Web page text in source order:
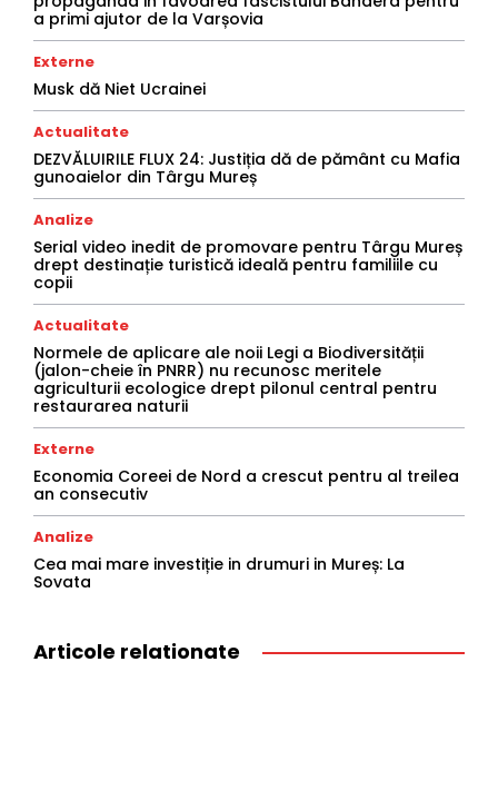
a primi ajutor de la Varșovia
Externe
Musk dă Niet Ucrainei
Actualitate
DEZVĂLUIRILE FLUX 24: Justiția dă de pământ cu Mafia
gunoaielor din Târgu Mureș
Analize
Serial video inedit de promovare pentru Târgu Mureș
drept destinație turistică ideală pentru familiile cu
copii
Actualitate
Normele de aplicare ale noii Legi a Biodiversității
(jalon-cheie în PNRR) nu recunosc meritele
agriculturii ecologice drept pilonul central pentru
restaurarea naturii
Externe
Economia Coreei de Nord a crescut pentru al treilea
an consecutiv
Analize
Cea mai mare investiție in drumuri in Mureș: La
Sovata
Articole relationate